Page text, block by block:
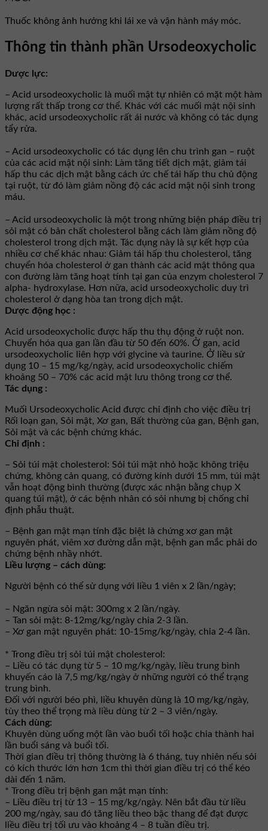
Thuốc không ảnh hưởng khi lái xe và vận hành máy móc.
Thông tin thành phần Ursodeoxycholic
Dược lực:
– Acid ursodeoxycholic là muối mật tự nhiên có mặt một hàm
lượng rất thấp trong cơ thể. Khác với các muối mật nội sinh
khác, acid ursodeoxycholic rất ái nước và không có tác dụng
tẩy rửa.
– Acid ursodeoxycholic có tác dụng lên chu trình gan – ruột
của các acid mật nội sinh: Làm tăng tiết dịch mật, giảm tái
hấp thu các dịch mật bằng cách ức chế tái hấp thu chủ động
tại ruột, từ đó làm giảm nồng độ các acid mật nội sinh trong
máu.
– Acid ursodeoxycholic là một trong những biện pháp điều trị
sỏi mật có bản chất cholesterol bằng cách làm giảm nồng độ
cholesterol trong dịch mật. Tác dụng này là sự kết hợp của
nhiều cơ chế khác nhau: Giảm tái hấp thu cholesterol, tăng
chuyển hóa cholesterol ở gan thành các acid mật thông qua
con đường làm tăng hoạt tính tại gan của enzym cholesterol 7
alpha- hydroxylase. Hơn nữa, acid ursodeoxycholic duy trì
cholesterol ở dạng hòa tan trong dịch mật.
Dược động học :
Acid ursodeoxycholic được hấp thu thụ động ở ruột non.
Chuyển hóa qua gan lần đầu từ 50 đến 60%. Ở gan, acid
ursodeoxycholic liên hợp với glycine và taurine. Ở liều sử
dụng 10 – 15 mg/kg/ngày, acid ursodeoxycholic chiếm
khoảng 50 – 70% các acid mật lưu thông trong cơ thể.
Tác dụng :
Muối Ursodeoxycholic Acid được chỉ định cho việc điều trị
Rối loạn gan, Sỏi mật, Xơ gan, Bất thường của gan, Bệnh gan,
Sỏi mật và các bệnh chứng khác.
Chỉ định :
– Sỏi túi mật cholesterol: Sỏi túi mật nhỏ hoặc không triệu
chứng, không cản quang, có đường kính dưới 15 mm, túi mật
vẫn hoạt động bình thường (được xác nhận bằng chụp X
quang túi mật), ở các bệnh nhân có sỏi nhưng bị chống chỉ
định phẫu thuật.
– Bệnh gan mật mạn tính đặc biệt là chứng xơ gan mật
nguyên phát, viêm xơ đường dẫn mật, bệnh gan mắc phải do
chứng bệnh nhầy nhớt.
Liều lượng – cách dùng:
Người bệnh có thể sử dụng với liều 1 viên x 2 lần/ngày;
– Ngăn ngừa sỏi mật: 300mg x 2 lần/ngày.
– Tan sỏi mật: 8-12mg/kg/ngày chia 2-3 lần.
– Xơ gan mật nguyên phát: 10-15mg/kg/ngày, chia 2-4 lần.
* Trong điều trị sỏi túi mật cholesterol:
– Liều có tác dụng từ 5 – 10 mg/kg/ngày, liều trung bình
khuyến cáo là 7,5 mg/kg/ngày ở những người có thể trạng
trung bình.
Đối với người béo phì, liều khuyên dùng là 10 mg/kg/ngày,
tùy theo thể trọng mà liều dùng từ 2 – 3 viên/ngày.
Cách dùng:
Khuyên dùng uống một lần vào buổi tối hoặc chia thành hai
lần buổi sáng và buổi tối.
Thời gian điều trị thông thường là 6 tháng, tuy nhiên nếu sỏi
có kích thước lớn hơn 1cm thì thời gian điều trị có thể kéo
dài đến 1 năm.
* Trong điều trị bệnh gan mật mạn tính:
– Liều điều trị từ 13 – 15 mg/kg/ngày. Nên bắt đầu từ liều
200 mg/ngày, sau đó tăng liều theo bậc thang để đạt được
liều điều trị tối ưu vào khoảng 4 – 8 tuần điều trị.